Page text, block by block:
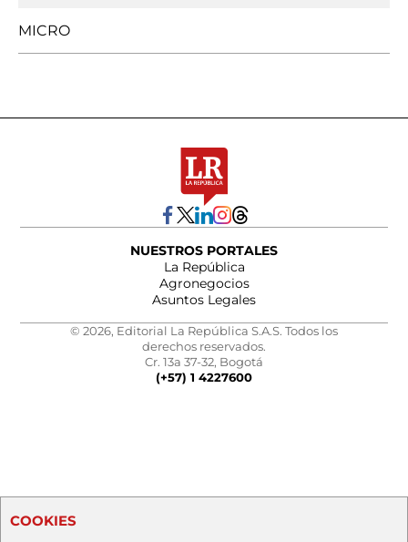
MICRO
NUESTROS PORTALES
La República
Agronegocios
Asuntos Legales
© 2026, Editorial La República S.A.S. Todos los
derechos reservados.
Cr. 13a 37-32, Bogotá
(+57) 1 4227600
COOKIES